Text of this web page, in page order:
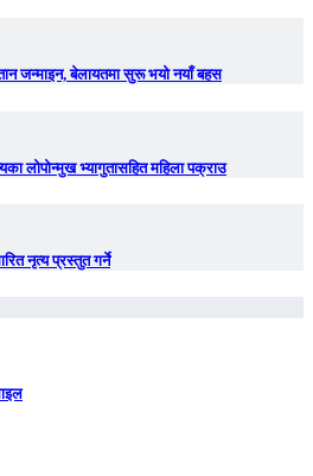
जन्माइन, बेलायतमा सुरू भयो नयाँ बहस
लोपोन्मुख भ्यागुतासहित महिला पक्राउ
नृत्य प्रस्तुत गर्ने